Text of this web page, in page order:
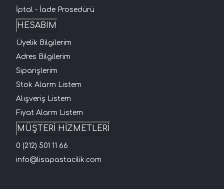
İptal - İade Prosedürü
HESABIM
Üyelik Bilgilerim
Adres Bilgilerim
Siparişlerim
Stok Alarm Listem
Alışveriş Listem
Fiyat Alarm Listem
MÜŞTERİ HİZMETLERİ
0 (212) 501 11 66
info@lisapastacilik.com